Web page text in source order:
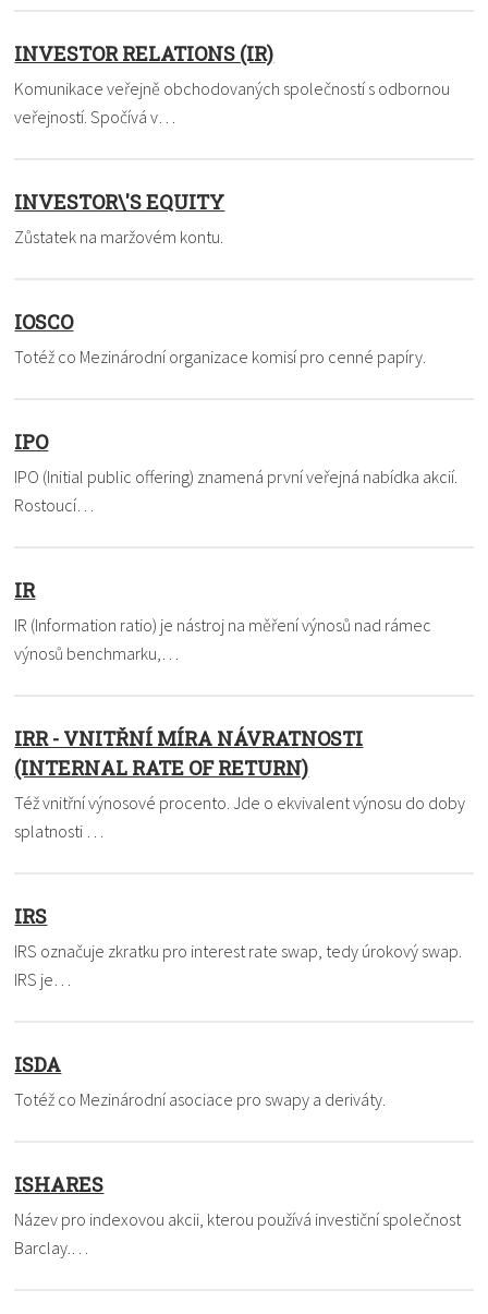
INVESTOR RELATIONS (IR)
Komunikace veřejně obchodovaných společností s odbornou
veřejností. Spočívá v…
INVESTOR\'S EQUITY
Zůstatek na maržovém kontu.
IOSCO
Totéž co Mezinárodní organizace komisí pro cenné papíry.
IPO
IPO (Initial public offering) znamená první veřejná nabídka akcií.
Rostoucí…
IR
IR (Information ratio) je nástroj na měření výnosů nad rámec
výnosů benchmarku,…
IRR - VNITŘNÍ MÍRA NÁVRATNOSTI
(INTERNAL RATE OF RETURN)
Též vnitřní výnosové procento. Jde o ekvivalent výnosu do doby
splatnosti …
IRS
IRS označuje zkratku pro interest rate swap, tedy úrokový swap.
IRS je…
ISDA
Totéž co Mezinárodní asociace pro swapy a deriváty.
ISHARES
Název pro indexovou akcii, kterou používá investiční společnost
Barclay.…